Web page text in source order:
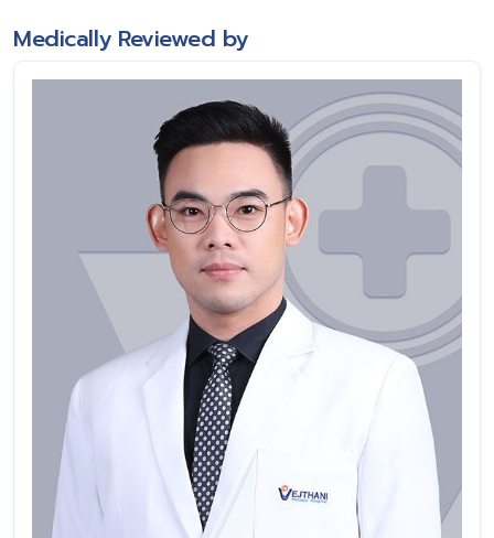
Medically Reviewed by